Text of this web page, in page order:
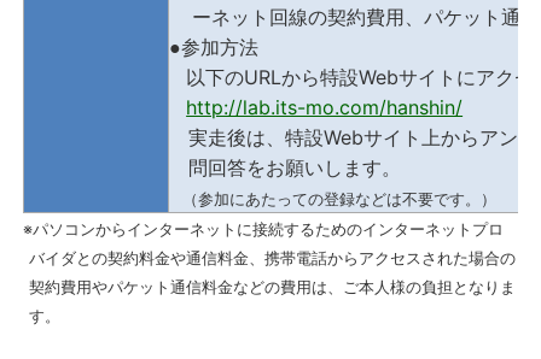
ーネット回線の契約費用、パケット通
●参加方法
以下のURLから特設Webサイトにアクセ
http://lab.its-mo.com/hanshin/
実走後は、特設Webサイト上からアン
問回答をお願いします。
（参加にあたっての登録などは不要です。）
※パソコンからインターネットに接続するためのインターネットプロ
バイダとの契約料金や通信料金、携帯電話からアクセスされた場合の
契約費用やパケット通信料金などの費用は、ご本人様の負担となりま
す。